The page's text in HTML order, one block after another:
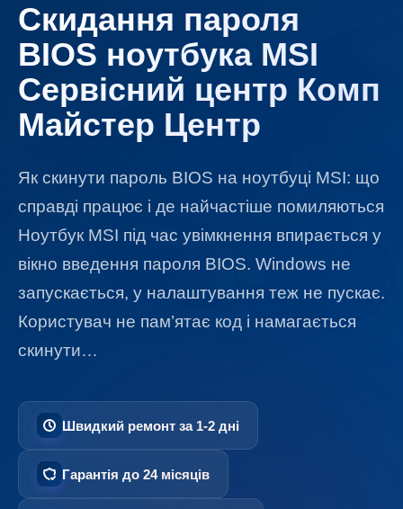
Скидання пароля
BIOS ноутбука MSI
Сервісний центр Комп
Майстер Центр
Як скинути пароль BIOS на ноутбуці MSI: що
справді працює і де найчастіше помиляються
Ноутбук MSI під час увімкнення впирається у
вікно введення пароля BIOS. Windows не
запускається, у налаштування теж не пускає.
Користувач не пам’ятає код і намагається
скинути…
Швидкий ремонт за 1-2 дні
Гарантія до 24 місяців